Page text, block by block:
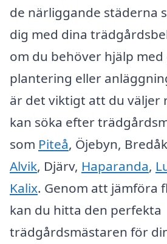
de närliggande städerna
dig med dina
om du behöver hjälp
plantering eller
är det viktigt att du väljer
kan söka efter
som Piteå, Öjebyn,
Alvik, Djärv, Haparanda,
Kalix. Genom att jämföra
kan du hitta den perfekta
trädgårdsmästaren för